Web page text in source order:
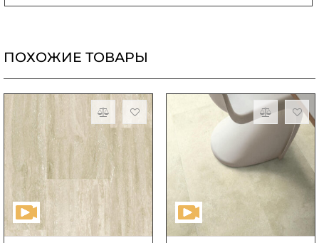
ПОХОЖИЕ ТОВАРЫ